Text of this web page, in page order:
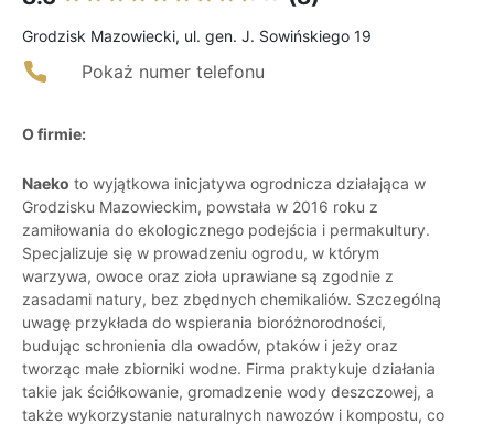
Grodzisk Mazowiecki, ul. gen. J. Sowińskiego 19
Pokaż numer telefonu
O firmie:
Naeko to wyjątkowa inicjatywa ogrodnicza działająca w
Grodzisku Mazowieckim, powstała w 2016 roku z
zamiłowania do ekologicznego podejścia i permakultury.
Specjalizuje się w prowadzeniu ogrodu, w którym
warzywa, owoce oraz zioła uprawiane są zgodnie z
zasadami natury, bez zbędnych chemikaliów. Szczególną
uwagę przykłada do wspierania bioróżnorodności,
budując schronienia dla owadów, ptaków i jeży oraz
tworząc małe zbiorniki wodne. Firma praktykuje działania
takie jak ściółkowanie, gromadzenie wody deszczowej, a
także wykorzystanie naturalnych nawozów i kompostu, co